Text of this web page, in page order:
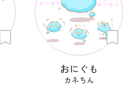
おにぐも
カネちん